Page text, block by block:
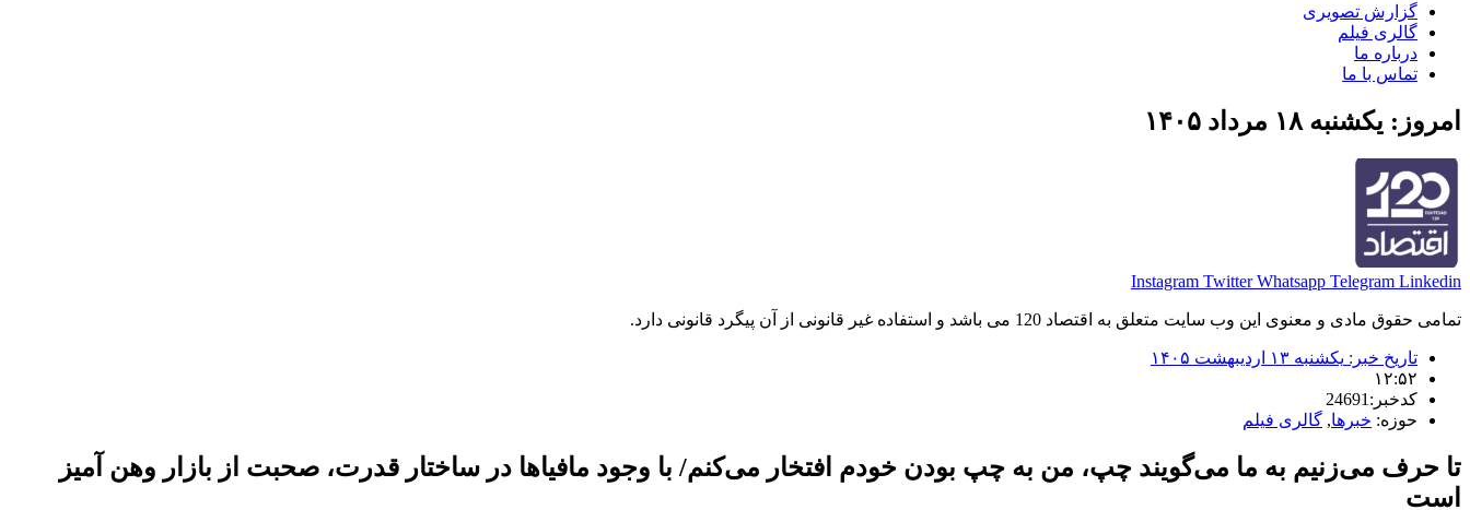
گزارش تصویری
گالری فیلم
درباره ما
تماس با ما
امروز: یکشنبه ۱۸ مرداد ۱۴۰۵
Instagram Twitter Whatsapp Telegram Linkedin
تمامی حقوق مادی و معنوی این وب سایت متعلق به اقتصاد 120 می باشد و استفاده غیر قانونی از آن پیگرد قانونی دارد.
تاریخ خبر: یکشنبه ۱۳ اردیبهشت ۱۴۰۵
۱۲:۵۲
کدخبر:24691
حوزه: خبرها, گالری فیلم
تا حرف می‌زنیم به ما می‌گویند چپ، من به چپ بودن خودم افتخار می‌کنم/ با وجود مافیاها در ساختار قدرت، صحبت از بازار وهن آمیز
است